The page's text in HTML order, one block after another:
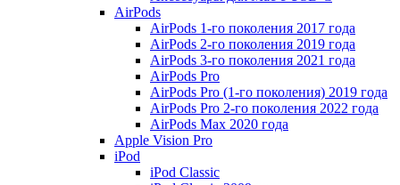
AirPods
AirPods 1-го поколения 2017 года
AirPods 2-го поколения 2019 года
AirPods 3-го поколения 2021 года
AirPods Pro
AirPods Pro (1-го поколения) 2019 года
AirPods Pro 2-го поколения 2022 года
AirPods Max 2020 года
Apple Vision Pro
iPod
iPod Classic